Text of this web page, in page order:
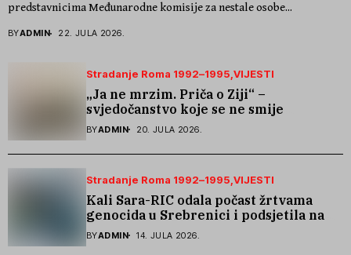
predstavnicima Međunarodne komisije za nestale osobe...
BYADMIN 22. JULA 2026.
Stradanje Roma 1992–1995 VIJESTI
„Ja ne mrzim. Priča o Ziji“ –
svjedočanstvo koje se ne smije
zaboraviti
BYADMIN 20. JULA 2026.
Stradanje Roma 1992–1995 VIJESTI
Kali Sara-RIC odala počast žrtvama
genocida u Srebrenici i podsjetila na
stradanje Roma iz Skočića
BYADMIN 14. JULA 2026.